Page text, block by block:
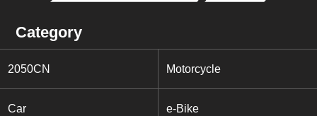
Category
2050CN Motorcycle
Car e-Bike